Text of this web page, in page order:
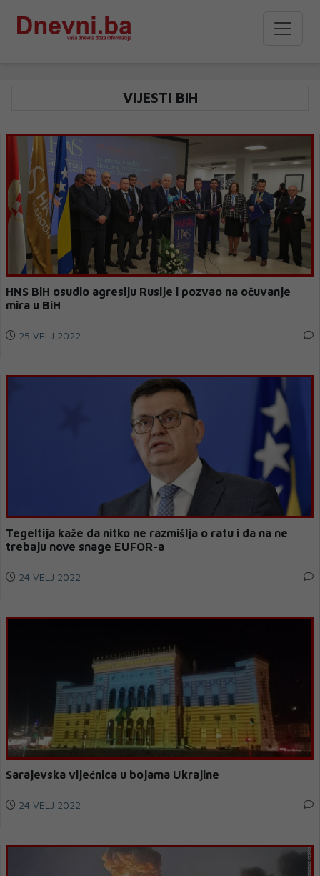
VIJESTI BIH
HNS BiH osudio agresiju Rusije i pozvao na očuvanje
mira u BiH
25 VELJ 2022
Tegeltija kaže da nitko ne razmišlja o ratu i da na ne
trebaju nove snage EUFOR-a
24 VELJ 2022
Sarajevska vijećnica u bojama Ukrajine
24 VELJ 2022